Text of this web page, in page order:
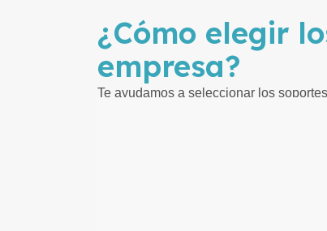
¿Cómo elegir
empresa?
Te ayudamos a seleccionar los